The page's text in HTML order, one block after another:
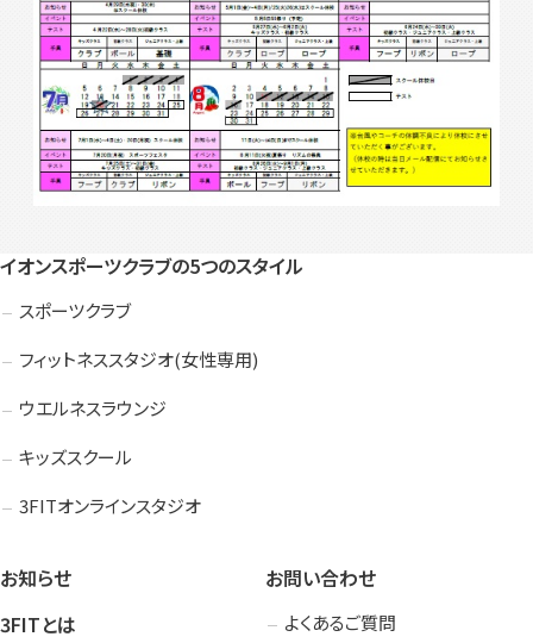
公式SNSアカウント
イオンスポーツクラブの5つのスタイル
スポーツクラブ
フィットネススタジオ(女性専用)
ウエルネスラウンジ
キッズスクール
3FITオンラインスタジオ
お知らせ
3FITとは
お問い合わせ
よくあるご質問